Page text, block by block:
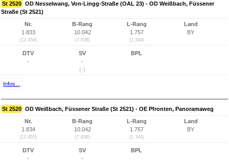
St 2520 OD Nesselwang, Von-Lingg-Straße (OAL 23) - OD Weißbach, Füssener
Straße (St 2521)
Nr.
1.833
(12.454)
B-Rang
10.042
(7.638)
L-Rang
1.757
(1.344)
Land
BY
DTV
-
SV
-
(-)
BPL
Infos...
St 2520 OD Weißbach, Füssener Straße (St 2521) - OE Pfronten, Panoramaweg
Nr.
1.834
(12.455)
B-Rang
10.042
(7.638)
L-Rang
1.757
(1.344)
Land
BY
DTV
-
SV
-
BPL